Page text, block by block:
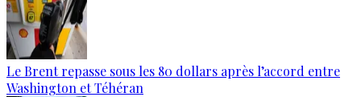
Le Brent repasse sous les 80 dollars après l’accord entre
Washington et Téhéran